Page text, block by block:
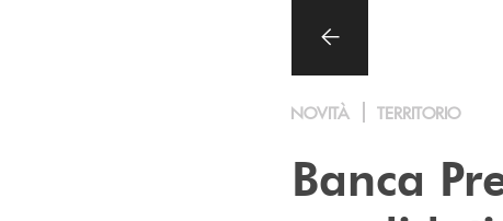
NOVITÀ TERRITORIO
Banca